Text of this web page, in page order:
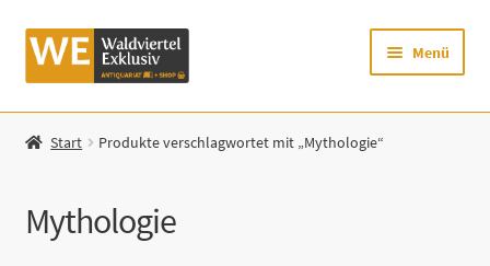
Zur
Navigation
Zum
Inhalt
Menü
Startseite
Mein Konto
Start Produkte verschlagwortet mit „Mythologie“
Mythologie